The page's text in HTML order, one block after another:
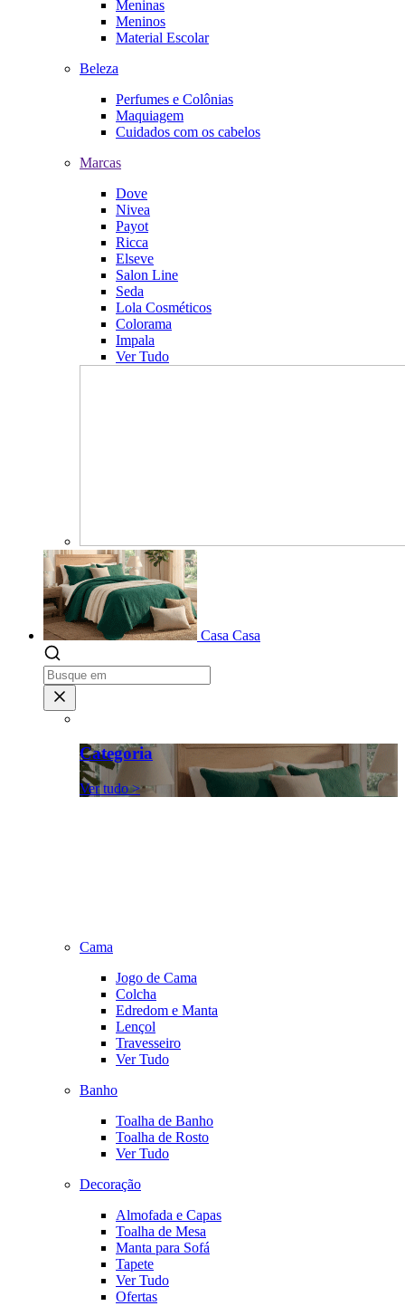
Meninas
Meninos
Material Escolar
Beleza
Perfumes e Colônias
Maquiagem
Cuidados com os cabelos
Marcas
Dove
Nivea
Payot
Ricca
Elseve
Salon Line
Seda
Lola Cosméticos
Colorama
Impala
Ver Tudo
Casa Casa
Categoria
Ver tudo >
Cama
Jogo de Cama
Colcha
Edredom e Manta
Lençol
Travesseiro
Ver Tudo
Banho
Toalha de Banho
Toalha de Rosto
Ver Tudo
Decoração
Almofada e Capas
Toalha de Mesa
Manta para Sofá
Tapete
Ver Tudo
Ofertas